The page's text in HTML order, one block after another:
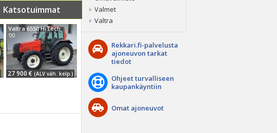
Katsotuimmat
Valtra 6550 HiTech
'00
27 900 € (ALV väh. kelp.)
Valmet
Valtra
Rekkari.fi-palvelusta
ajoneuvon tarkat
tiedot
Ohjeet turvalliseen
kaupankäyntiin
Omat ajoneuvot